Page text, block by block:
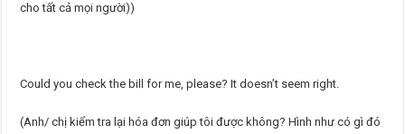
cho tất cả mọi người))
Could you check the bill for me, please? It doesn’t seem right.
(Anh/ chị kiểm tra lại hóa đơn giúp tôi được không? Hình như có gì đó